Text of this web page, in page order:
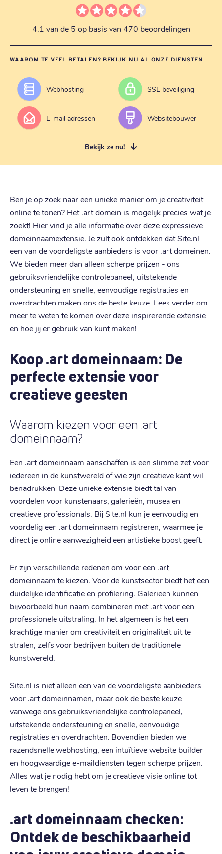
4.1 van de 5 op basis van 470 beoordelingen
WAAROM TE VEEL BETALEN? BEKIJK NU AL ONZE DIENSTEN
Webhosting SSL beveiliging
E-mail adressen Websitebouwer
Bekijk ze nu!
Ben je op zoek naar een unieke manier om je creativiteit
online te tonen? Het .art domein is mogelijk precies wat je
zoekt! Hier vind je alle informatie over deze expressieve
domeinnaamextensie. Je zult ook ontdekken dat Site.nl
een van de voordeligste aanbieders is voor .art domeinen.
We bieden meer dan alleen scherpe prijzen - ons
gebruiksvriendelijke controlepaneel, uitstekende
ondersteuning en snelle, eenvoudige registraties en
overdrachten maken ons de beste keuze. Lees verder om
meer te weten te komen over deze inspirerende extensie
en hoe jij er gebruik van kunt maken!
Koop .art domeinnaam: De
perfecte extensie voor
creatieve geesten
Waarom kiezen voor een .art
domeinnaam?
Een .art domeinnaam aanschaffen is een slimme zet voor
iedereen in de kunstwereld of wie zijn creatieve kant wil
benadrukken. Deze unieke extensie biedt tal van
voordelen voor kunstenaars, galerieën, musea en
creatieve professionals. Bij Site.nl kun je eenvoudig en
voordelig een .art domeinnaam registreren, waarmee je
direct je online aanwezigheid een artistieke boost geeft.
Er zijn verschillende redenen om voor een .art
domeinnaam te kiezen. Voor de kunstsector biedt het een
duidelijke identificatie en profilering. Galerieën kunnen
bijvoorbeeld hun naam combineren met .art voor een
professionele uitstraling. In het algemeen is het een
krachtige manier om creativiteit en originaliteit uit te
stralen, zelfs voor bedrijven buiten de traditionele
kunstwereld.
Site.nl is niet alleen een van de voordeligste aanbieders
voor .art domeinnamen, maar ook de beste keuze
vanwege ons gebruiksvriendelijke controlepaneel,
uitstekende ondersteuning en snelle, eenvoudige
registraties en overdrachten. Bovendien bieden we
razendsnelle webhosting, een intuïtieve website builder
en hoogwaardige e-maildiensten tegen scherpe prijzen.
Alles wat je nodig hebt om je creatieve visie online tot
leven te brengen!
.art domeinnaam checken:
Ontdek de beschikbaarheid